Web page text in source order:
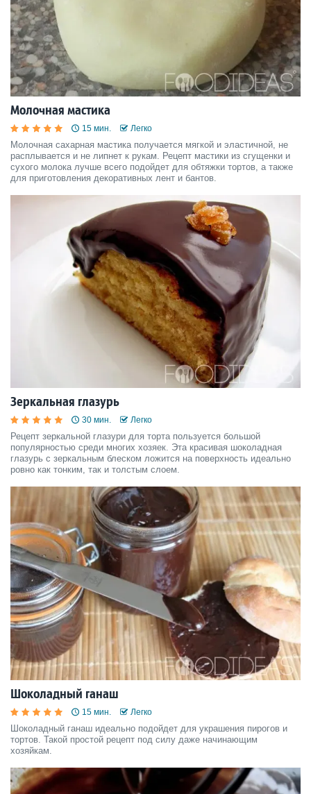
Молочная мастика
15 мин. Легко
Молочная сахарная мастика получается мягкой и эластичной, не
расплывается и не липнет к рукам. Рецепт мастики из сгущенки и
сухого молока лучше всего подойдет для обтяжки тортов, а также
для приготовления декоративных лент и бантов.
Зеркальная глазурь
30 мин. Легко
Рецепт зеркальной глазури для торта пользуется большой
популярностью среди многих хозяек. Эта красивая шоколадная
глазурь с зеркальным блеском ложится на поверхность идеально
ровно как тонким, так и толстым слоем.
Шоколадный ганаш
15 мин. Легко
Шоколадный ганаш идеально подойдет для украшения пирогов и
тортов. Такой простой рецепт под силу даже начинающим
хозяйкам.